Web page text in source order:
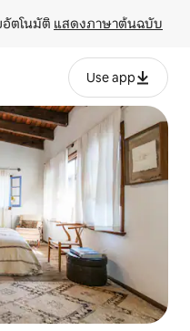
ตโนมัติ แสดงภาษาต้นฉบับ
Use app